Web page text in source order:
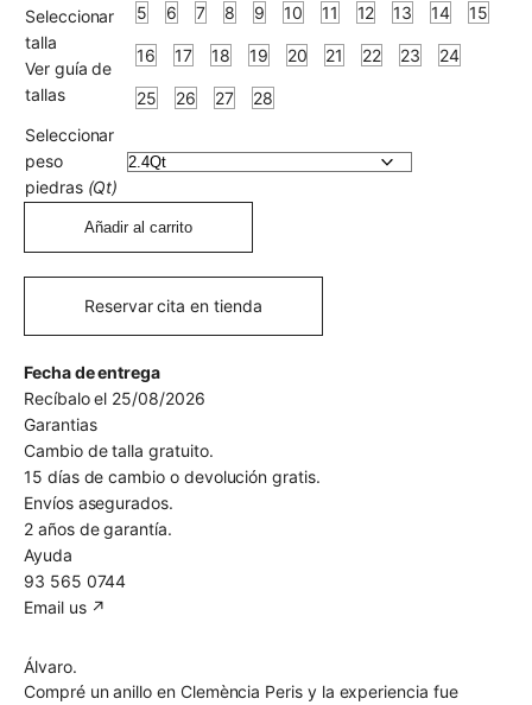
Seleccionar
talla
Ver guía de
tallas
5 6 7 8 9 10 11 12 13 14 15
16 17 18 19 20 21 22 23 24
25 26 27
28
Seleccionar
peso
piedras (Qt)
Añadir al carrito
Reservar cita en tienda
Fecha de entrega
Recíbalo el 25/08/2026
Garantias
Cambio de talla gratuito.
15 días de cambio o devolución gratis.
Envíos asegurados.
2 años de garantía.
Ayuda
93 565 0744
Email us ↗︎
Álvaro.
Compré un anillo en Clemència Peris y la experiencia fue